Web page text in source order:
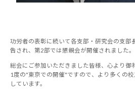
功労者の表彰に続いて各支部・研究会の支部
告され、第2部では懇親会が開催されました。
総会にご参加いただきました皆様、心より御
1度の"東京での開催"ですので、より多くの
しています。